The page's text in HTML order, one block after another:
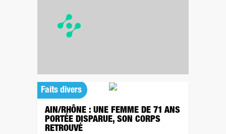
Faits divers
AIN/RHÔNE : UNE FEMME DE 71 ANS
PORTÉE DISPARUE, SON CORPS
RETROUVÉ